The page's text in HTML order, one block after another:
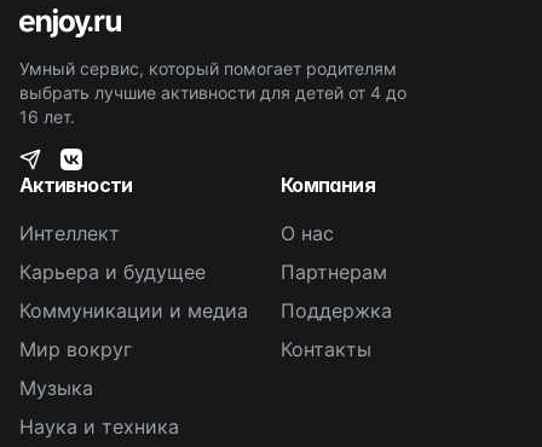
Умный сервис, который помогает родителям
выбрать лучшие активности для детей от 4 до
16 лет.
Активности
Интеллект
Карьера и будущее
Коммуникации и медиа
Мир вокруг
Музыка
Наука и техника
Компания
О нас
Партнерам
Поддержка
Контакты